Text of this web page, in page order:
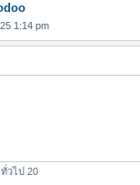
1:14 pm
วไป 20